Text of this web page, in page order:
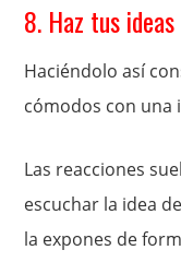
8. Haz tus
Haciéndolo así
cómodos con una
Las reacciones
escuchar la idea
la expones de